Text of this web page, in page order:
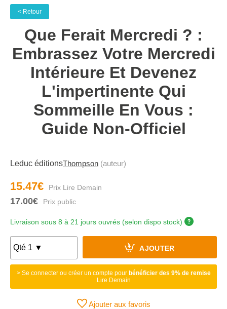
< Retour
Que Ferait Mercredi ? :
Embrassez Votre Mercredi
Intérieure Et Devenez
L'impertinente Qui
Sommeille En Vous :
Guide Non-Officiel
Leduc éditionsThompson (auteur)
15.47€
17.00€
Livraison sous 8 à 21 jours ouvrés (selon dispo stock)
AJOUTER
> Se connecter ou créer un compte pour bénéficier des 9% de remise
Lire Demain
Ajouter aux favoris